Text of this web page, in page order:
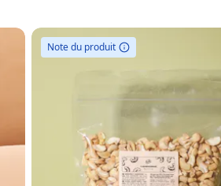
Note du produit